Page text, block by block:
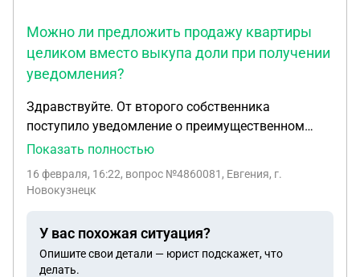
на руки?( Его не дают, только просмотр на месте)
Можно ли предложить продажу квартиры
целиком вместо выкупа доли при получении
уведомления?
Здравствуйте. От второго собственника
поступило уведомление о преимущественном
праве продажи 1/2 доли квартиры за 1,5 млн
Могу ли я предложить продать квартиру целиком,
лучше дать свой ответ?
Показать полностью
16 февраля, 16:22, вопрос №4860081, Евгения, г.
Новокузнецк
У вас похожая ситуация?
Опишите свои детали — юрист подскажет, что
делать.